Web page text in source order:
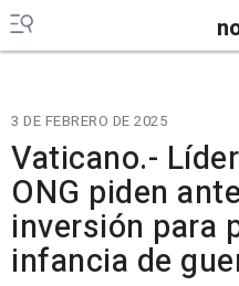
3 DE FEBRERO DE 2025
Vaticano.-
ONG piden
inversión para
infancia de